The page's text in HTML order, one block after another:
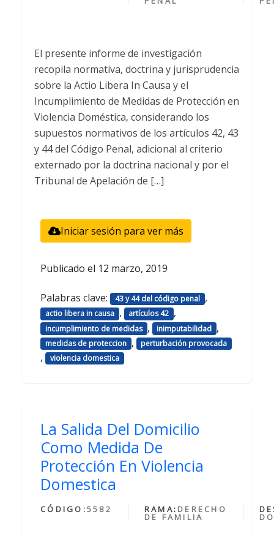
El presente informe de investigación
recopila normativa, doctrina y jurisprudencia
sobre la Actio Libera In Causa y el
Incumplimiento de Medidas de Protección en
Violencia Doméstica, considerando los
supuestos normativos de los artículos 42, 43
y 44 del Código Penal, adicional al criterio
externado por la doctrina nacional y por el
Tribunal de Apelación de […]
Iniciar sesión para ver más
Publicado el 12 marzo, 2019
Palabras clave: 43 y 44 del código penal ,
actio libera in causa , artículos 42 ,
incumplimiento de medidas , inimputabilidad ,
medidas de proteccion , perturbación provocada
, violencia domestica
La Salida Del Domicilio
Como Medida De
Protección En Violencia
Domestica
CÓDIGO:5582 RAMA: DERECHO
DE FAMILIA